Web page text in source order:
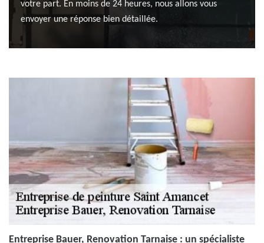
votre part. En moins de 24 heures, nous allons vous
envoyer une réponse bien détaillée.
Entreprise Bauer, Renovation Tarnaise : un spécialiste